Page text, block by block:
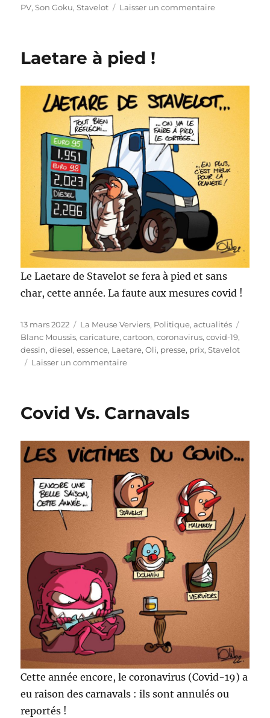
PV,Son Goku,Stavelot Laisser un commentairesur
Laetare à pied !
Le Laetare de Stavelot se fera à pied et sans
char, cette année. La faute aux mesures covid !
Publié
le
13 mars 2022 Catégories
La Meuse Verviers, Politique, actualités
Blanc Moussis,caricature,cartoon,coronavirus,covid-19,
dessin,diesel,essence, Laetare,Oli, presse, prix,Stavelot
Laisser un commentairesur
!
Covid Vs. Carnavals
Cette année encore, le coronavirus (Covid-19) a
eu raison des carnavals : ils sont annulés ou
reportés !